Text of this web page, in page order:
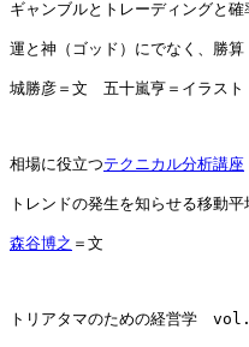
ギャンブルとトレーディングと
運と神（ゴッド）にでなく、勝算
城勝彦＝文　五十嵐亨＝イラスト
相場に役立つテクニカル分析講座
トレンドの発生を知らせる移動
森谷博之 ＝文
トリアタマのための経営学　